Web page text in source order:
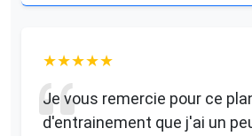
Je vous remercie pour ce
d'entrainement que j'ai un